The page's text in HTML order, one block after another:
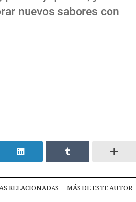
nuevos sabores con
RELACIONADAS MÁS DE ESTE AUTOR